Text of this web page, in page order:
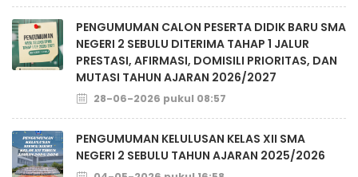
PENGUMUMAN CALON PESERTA DIDIK BARU SMA
NEGERI 2 SEBULU DITERIMA TAHAP 1 JALUR
PRESTASI, AFIRMASI, DOMISILI PRIORITAS, DAN
MUTASI TAHUN AJARAN 2026/2027
28-06-2026 pukul 08:57
PENGUMUMAN KELULUSAN KELAS XII SMA
NEGERI 2 SEBULU TAHUN AJARAN 2025/2026